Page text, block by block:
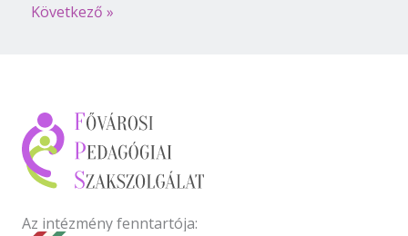
Következő »
Az intézmény fenntartója: